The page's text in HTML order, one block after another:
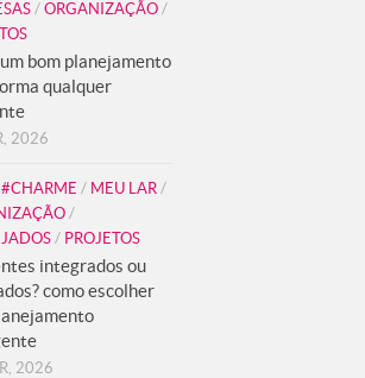
/ ORGANIZAÇÃO /
bom planejamento
qualquer
2026
/ MEU LAR /
/
/ PROJETOS
integrados ou
como escolher
2026